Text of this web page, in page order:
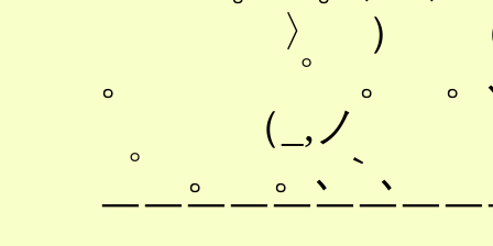
〉 ） （
。 ゜ 。 。､
（_,ノ `
゜ 。 。､｀､
￣￣￣￣￣￣